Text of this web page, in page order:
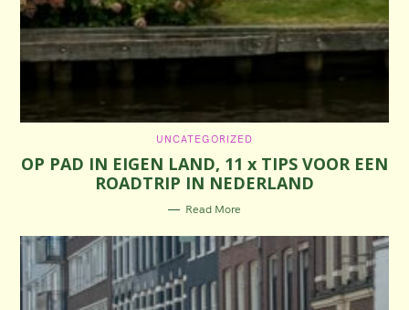
C
T
E
G
O
R
I
S
UNCATEGORIZED
OP PAD IN EIGEN LAND, 11 x TIPS VOOR EEN
ROADTRIP IN NEDERLAND
Read More